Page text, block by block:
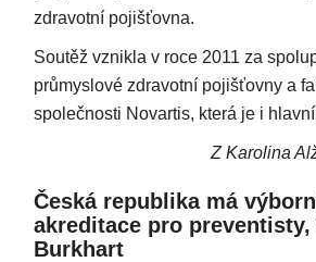
zdravotní pojišťovna.
Soutěž vznikla v roce 2011 za
průmyslové zdravotní pojišťovny a
společnosti Novartis, která je i
Z Karolina
Česká republika má
akreditace pro
Burkhart